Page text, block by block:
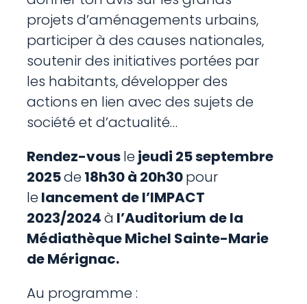
projets d’aménagements urbains,
participer à des causes nationales,
soutenir des initiatives portées par
les habitants, développer des
actions en lien avec des sujets de
société et d’actualité…
Rendez-vousle jeudi 25 septembre
2025de 18h30 à 20h30pour
le lancement de l’IMPACT
2023/2024à l’Auditorium de la
Médiathèque Michel Sainte-Marie
de Mérignac.
Au programme :